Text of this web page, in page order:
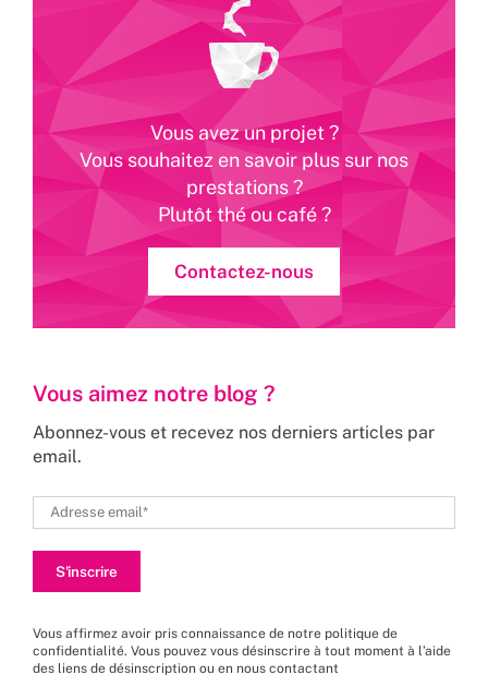
Vous avez un projet ?
Vous souhaitez en savoir plus sur nos
prestations ?
Plutôt thé ou café ?
Contactez-nous
Vous aimez notre blog ?
Abonnez-vous et recevez nos derniers articles par
email.
Vous affirmez avoir pris connaissance de notre politique de
confidentialité. Vous pouvez vous désinscrire à tout moment à l’aide
des liens de désinscription ou en nous contactant